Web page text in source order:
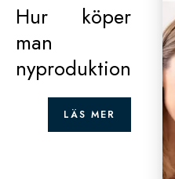
Hur köper
man
nyproduktion
LÄS MER